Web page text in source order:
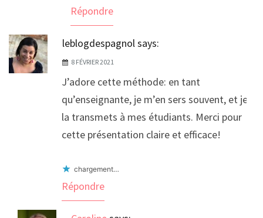
Répondre
leblogdespagnolsays:
8 FÉVRIER 2021
J’adore cette méthode: en tant
qu’enseignante, je m’en sers souvent, et je
la transmets à mes étudiants. Merci pour
cette présentation claire et efficace!
chargement…
Répondre